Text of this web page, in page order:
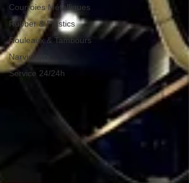
Courroies Métalliques
Rubber & Plastics
Rouleaux & Tambours
Narviplastx
Service 24/24h